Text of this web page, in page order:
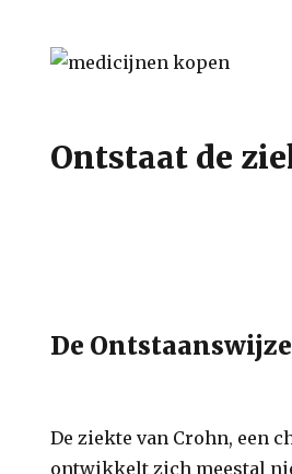
Ontstaat de
De
De ziekte van Crohn, een
ontwikkelt zich meestal